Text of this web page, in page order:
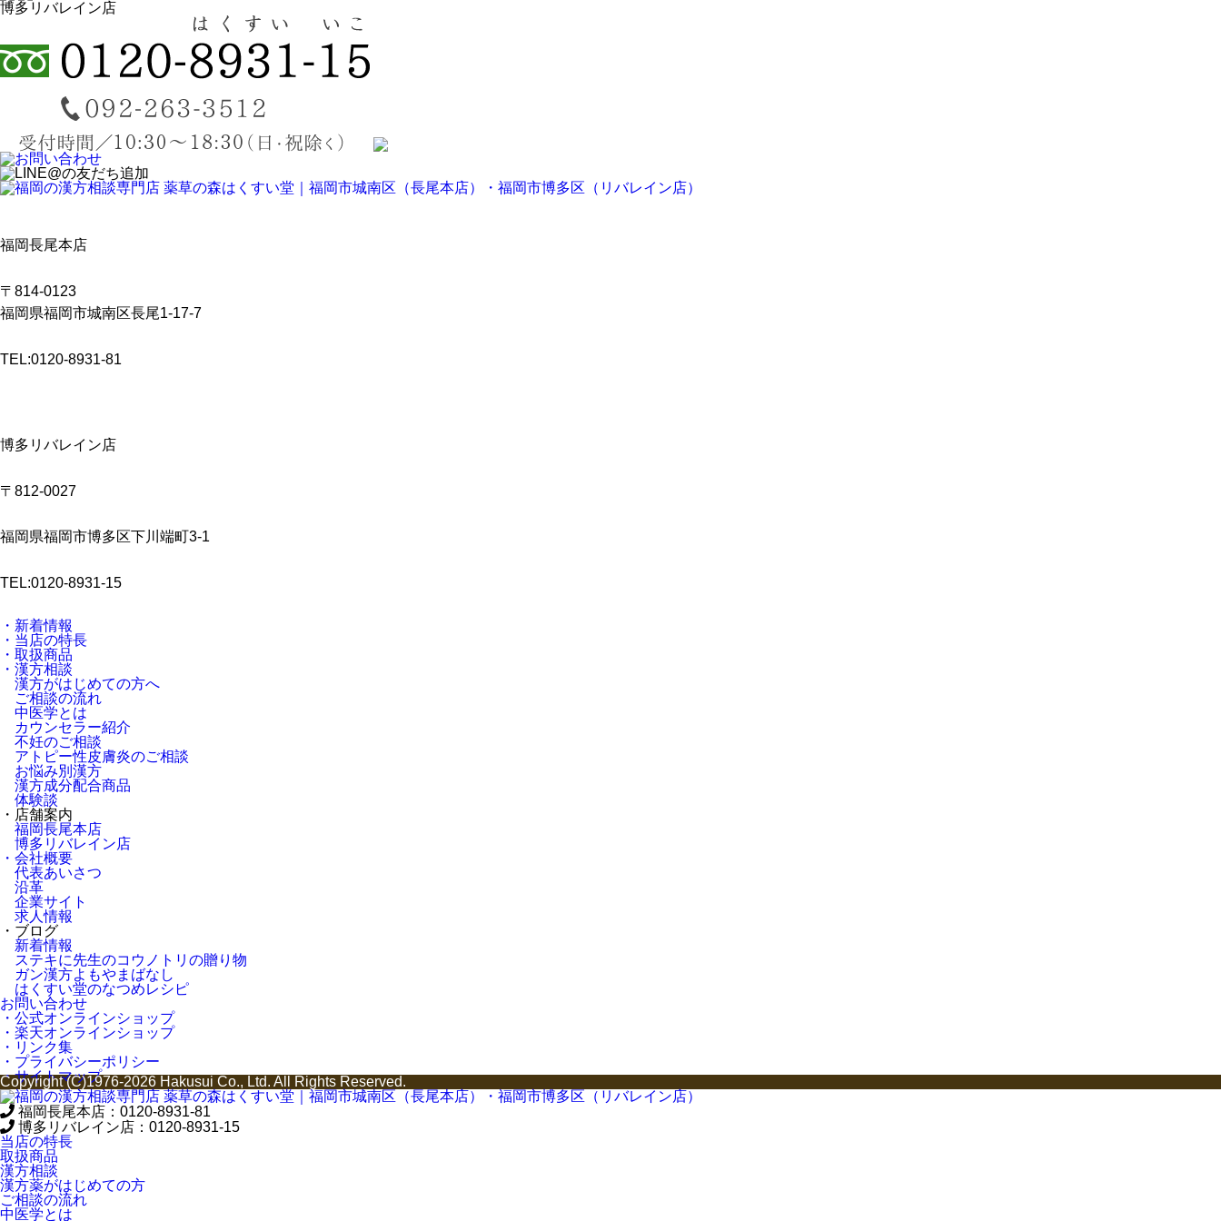
博多リバレイン店
福岡長尾本店
〒814-0123
福岡県福岡市城南区長尾1-17-7
TEL:0120-8931-81
博多リバレイン店
〒812-0027
福岡県福岡市博多区下川端町3-1
TEL:0120-8931-15
・新着情報
・当店の特長
・取扱商品
・漢方相談
漢方がはじめての方へ
ご相談の流れ
中医学とは
カウンセラー紹介
不妊のご相談
アトピー性皮膚炎のご相談
お悩み別漢方
漢方成分配合商品
体験談
・店舗案内
福岡長尾本店
博多リバレイン店
・会社概要
代表あいさつ
沿革
企業サイト
求人情報
・ブログ
新着情報
ステキに先生のコウノトリの贈り物
ガン漢方よもやまばなし
はくすい堂のなつめレシピ
お問い合わせ
・公式オンラインショップ
・楽天オンラインショップ
・リンク集
・プライバシーポリシー
・サイトマップ
Copyright (C)1976-2026 Hakusui Co., Ltd. All Rights Reserved.
福岡長尾本店： 0120-8931-81
博多リバレイン店： 0120-8931-15
当店の特長
取扱商品
漢方相談
漢方薬がはじめての方
ご相談の流れ
中医学とは